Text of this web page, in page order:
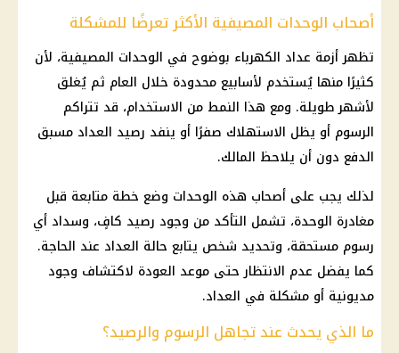
أصحاب الوحدات المصيفية الأكثر تعرضًا للمشكلة
تظهر أزمة عداد الكهرباء بوضوح في الوحدات المصيفية، لأن
كثيرًا منها يُستخدم لأسابيع محدودة خلال العام ثم يُغلق
لأشهر طويلة. ومع هذا النمط من الاستخدام، قد تتراكم
الرسوم أو يظل الاستهلاك صفرًا أو ينفد رصيد العداد مسبق
الدفع دون أن يلاحظ المالك.
لذلك يجب على أصحاب هذه الوحدات وضع خطة متابعة قبل
مغادرة الوحدة، تشمل التأكد من وجود رصيد كافٍ، وسداد أي
رسوم مستحقة، وتحديد شخص يتابع حالة العداد عند الحاجة.
كما يفضل عدم الانتظار حتى موعد العودة لاكتشاف وجود
مديونية أو مشكلة في العداد.
ما الذي يحدث عند تجاهل الرسوم والرصيد؟